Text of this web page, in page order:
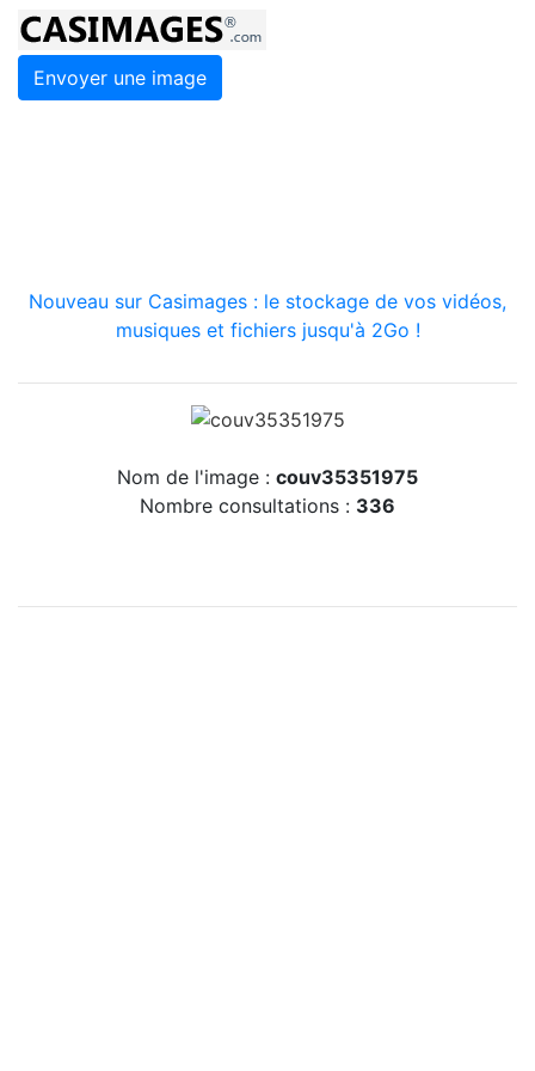
Envoyer une image
Nouveau sur Casimages : le stockage de vos vidéos,
musiques et fichiers jusqu'à 2Go !
Nom de l'image : couv35351975
Nombre consultations : 336